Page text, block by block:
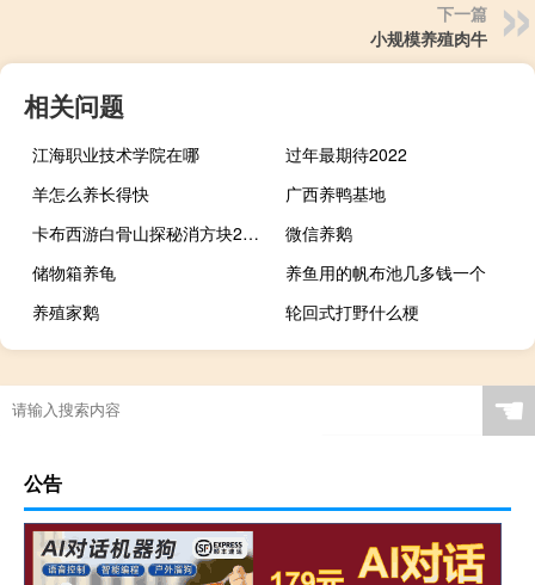
下一篇
小规模养殖肉牛
相关问题
江海职业技术学院在哪
过年最期待2022
羊怎么养长得快
广西养鸭基地
卡布西游白骨山探秘消方块2019年新
微信养鹅
储物箱养龟
养鱼用的帆布池几多钱一个
养殖家鹅
轮回式打野什么梗
☚
公告